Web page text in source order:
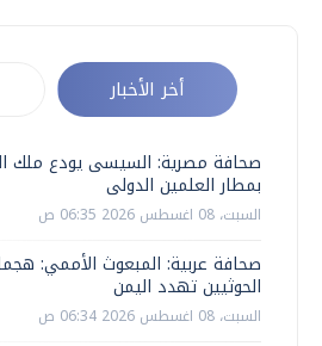
أخر الأخبار
صحافة مصرية: السيسى يودع ملك
بمطار العلمين الدولى
السبت، 08 اغسطس 2026 06:35 ص
صحافة عربية: المبعوث الأممي:
الحوثيين تهدد اليمن
السبت، 08 اغسطس 2026 06:34 ص